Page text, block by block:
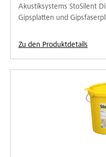
Akustiksystems StoSilent
Gipsplatten und
Zu den Produktdetails